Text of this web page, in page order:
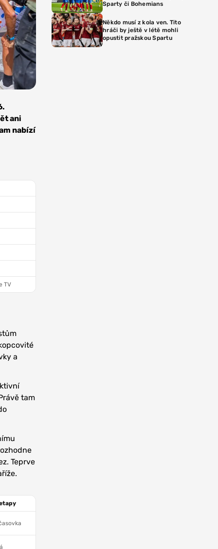
ani
nabízí
TV
a
tam
Teprve
Sparty či Bohemians
Někdo musí z kola ven. Tito
hráči by ještě v létě mohli
opustit pražskou Spartu